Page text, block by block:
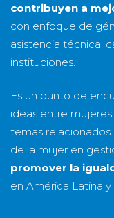
contribuyen a
con enfoque de
asistencia técnica,
instituciones.
Es un punto de
ideas entre
temas relacionados
de la mujer en
promover la
en América Latina y